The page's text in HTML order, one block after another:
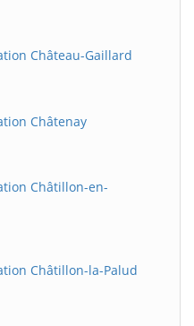
Château-Gaillard
Châtenay
Châtillon-en-
Châtillon-la-Palud